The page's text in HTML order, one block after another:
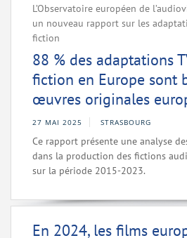
L’Observatoire européen de
un nouveau rapport sur les
fiction
88 % des adaptations
fiction en Europe sont
œuvres originales
27 MAI 2025 STRASBOURG
Ce rapport présente une analyse
dans la production des fictions
sur la période 2015-2023.
En 2024, les films